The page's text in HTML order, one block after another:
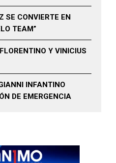
SE CONVIERTE EN
TEAM”
Y VINICIUS
INFANTINO
DE EMERGENCIA